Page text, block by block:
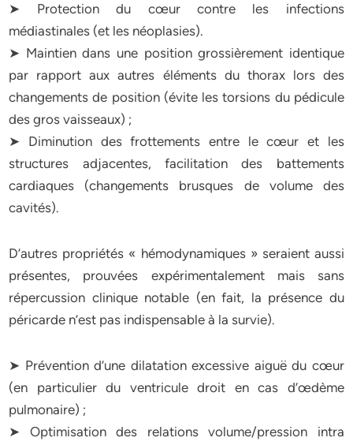
➤ Protection du cœur contre les infections
médiastinales (et les néoplasies).
➤ Maintien dans une position grossièrement identique
par rapport aux autres éléments du thorax lors des
changements de position (évite les torsions du pédicule
des gros vaisseaux) ;
➤ Diminution des frottements entre le cœur et les
structures adjacentes, facilitation des battements
cardiaques (changements brusques de volume des
cavités).
D’autres propriétés « hémodynamiques » seraient aussi
présentes, prouvées expérimentalement mais sans
répercussion clinique notable (en fait, la présence du
péricarde n’est pas indispensable à la survie).
➤ Prévention d’une dilatation excessive aiguë du cœur
(en particulier du ventricule droit en cas d’œdème
pulmonaire) ;
➤ Optimisation des relations volume/pression intra